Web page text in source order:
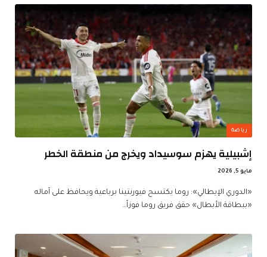
رياضة
إشبيلية يهزم سوسيداد ويخرج من منطقة الخطر
مايو 5, 2026
«الدوري الإيطالي»: روما يكتسح فيورنتينا برباعية ويحافظ على آماله
«ببطاقة الأبطال» حقق فريق روما فوزاً…